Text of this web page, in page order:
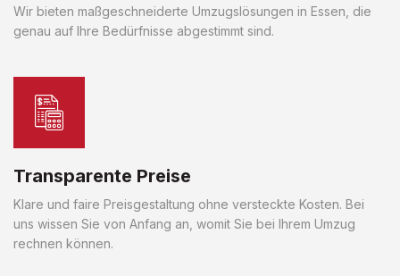
Wir bieten maßgeschneiderte Umzugslösungen in Essen, die
genau auf Ihre Bedürfnisse abgestimmt sind.
Transparente Preise
Klare und faire Preisgestaltung ohne versteckte Kosten. Bei
uns wissen Sie von Anfang an, womit Sie bei Ihrem Umzug
rechnen können.